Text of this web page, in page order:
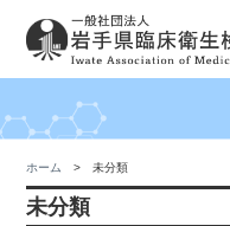
ホーム 未分類
未分類